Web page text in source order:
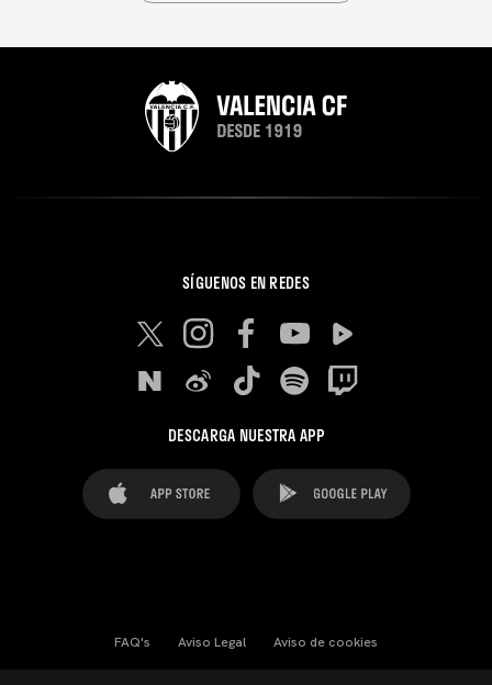
SÍGUENOS EN REDES
DESCARGA NUESTRA APP
FAQ's Aviso Legal Aviso de cookies